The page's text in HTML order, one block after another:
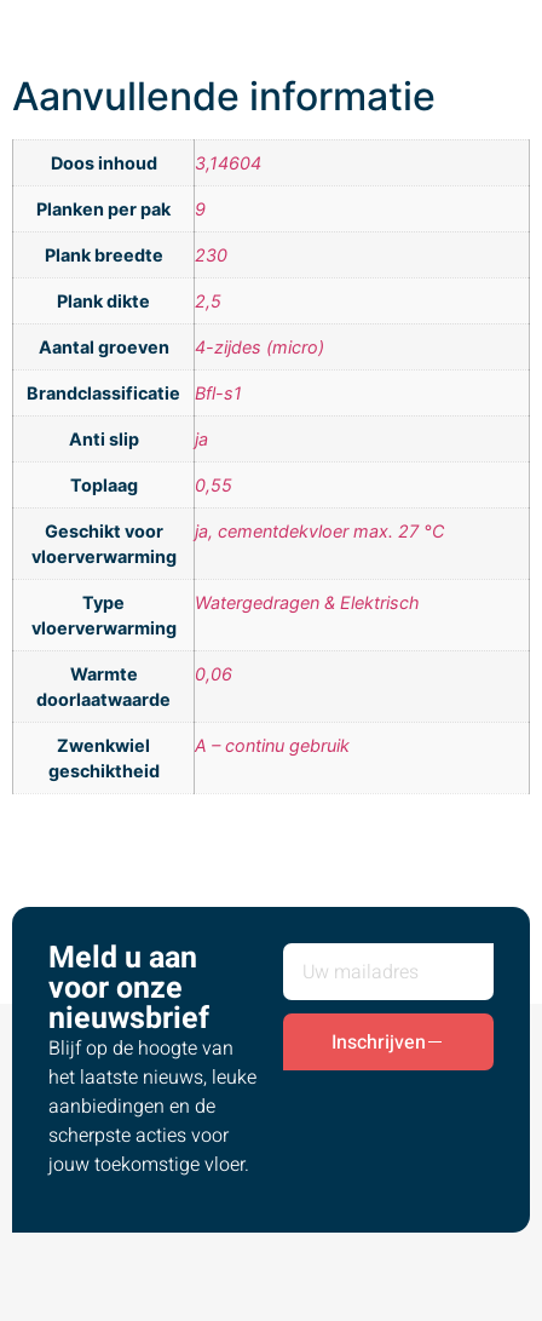
Aanvullende informatie
Doos inhoud 3,14604
Planken per pak 9
Plank breedte 230
Plank dikte 2,5
Aantal groeven 4-zijdes (micro)
Brandclassificatie Bfl-s1
Anti slip ja
Toplaag 0,55
Geschikt voor
vloerverwarming
ja, cementdekvloer max. 27 °C
Type
vloerverwarming
Watergedragen & Elektrisch
Warmte
doorlaatwaarde
0,06
Zwenkwiel
geschiktheid
A – continu gebruik
Meld u aan
voor onze
nieuwsbrief
Blijf op de hoogte van
het laatste nieuws, leuke
aanbiedingen en de
scherpste acties voor
jouw toekomstige vloer.
Inschrijven